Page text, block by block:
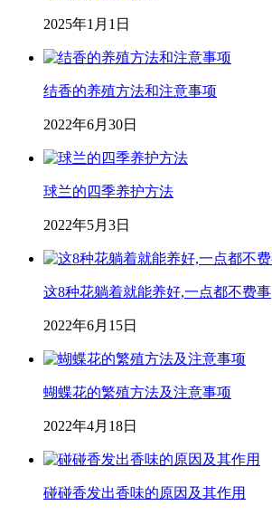
2025年1月1日
结香的养殖方法和注意事项
2022年6月30日
球兰的四季养护方法
2022年5月3日
这8种花躺着就能养好,一点都不费事
2022年6月15日
蝴蝶花的繁殖方法及注意事项
2022年4月18日
碰碰香发出香味的原因及其作用